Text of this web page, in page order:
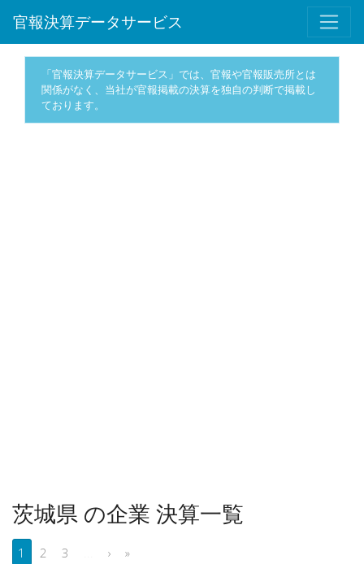
官報決算データサービス
「官報決算データサービス」では、官報や官報販売所とは
関係がなく、当社が官報掲載の決算を独自の判断で掲載し
ております。
茨城県 の企業 決算一覧
1 2 3 › »